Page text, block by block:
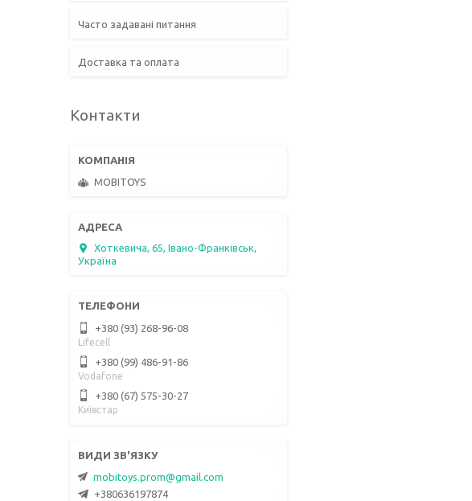
Часто задавані питання
Доставка та оплата
Контакти
MOBITOYS
Хоткевича, 65, Івано-Франківськ,
Україна
+380 (93) 268-96-08
Lifecell
+380 (99) 486-91-86
Vodafone
+380 (67) 575-30-27
Київстар
mobitoys.prom@gmail.com
+380636197874